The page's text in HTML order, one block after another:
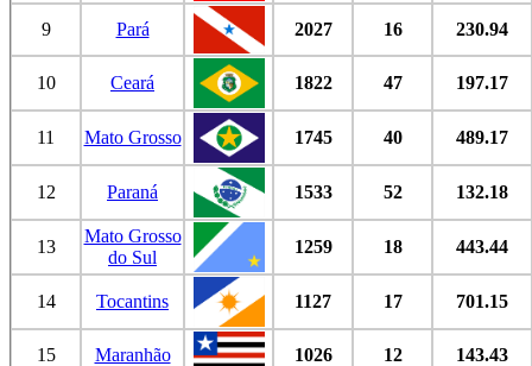
9 Pará 2027 16 230.94
10 Ceará 1822 47 197.17
11 Mato Grosso 1745 40 489.17
12 Paraná 1533 52 132.18
13
Mato Grosso
do Sul
1259 18 443.44
14 Tocantins 1127 17 701.15
15 Maranhão 1026 12 143.43